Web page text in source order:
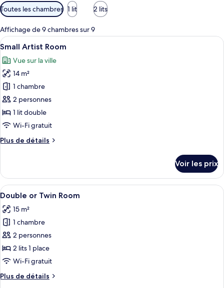
Filtres
disponibles
pour
les
chambres
Toutes les chambres 1 lit 2 lits
Affichage de 9 chambres sur 9
Afficher
toutes
les
photos
pour
ce
type
de
chambre :
Small
Une chambre d’hôtel avec une
7
Small Artist Room
Vue sur la ville
14 m²
1 chambre
2 personnes
1 lit double
Wi-Fi gratuit
Plus de détails
Plus
le
type
de
Small
Artist
Room
Voir les prix
Afficher
toutes
les
photos
pour
ce
type
chambre :
Une chambre d’hôtel avec un
8
Double or Twin Room
15 m²
1 chambre
2 personnes
2 lits 1 place
Wi-Fi gratuit
Plus de détails
Plus